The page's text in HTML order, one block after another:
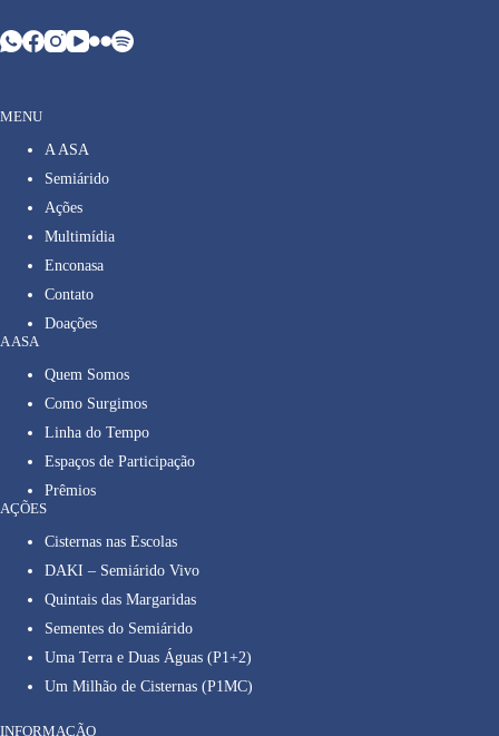
MENU
A ASA
Semiárido
Ações
Multimídia
Enconasa
Contato
Doações
A ASA
Quem Somos
Como Surgimos
Linha do Tempo
Espaços de Participação
Prêmios
AÇÕES
Cisternas nas Escolas
DAKI – Semiárido Vivo
Quintais das Margaridas
Sementes do Semiárido
Uma Terra e Duas Águas (P1+2)
Um Milhão de Cisternas (P1MC)
INFORMAÇÃO